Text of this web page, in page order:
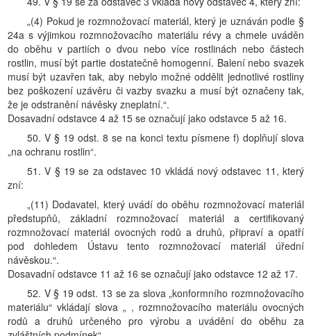
„(4) Pokud je rozmnožovací materiál, který je uznáván podle §
24a s výjimkou rozmnožovacího materiálu révy a chmele uváděn
do oběhu v partiích o dvou nebo více rostlinách nebo částech
rostlin, musí být partie dostatečně homogenní. Balení nebo svazek
musí být uzavřen tak, aby nebylo možné oddělit jednotlivé rostliny
bez poškození uzávěru či vazby svazku a musí být označeny tak,
že je odstranění návěsky zneplatní.“.
Dosavadní odstavce 4 až 15 se označují jako odstavce 5 až 16.
50. V § 19 odst. 8 se na konci textu písmene f) doplňují slova
„na ochranu rostlin“.
51. V § 19 se za odstavec 10 vkládá nový odstavec 11, který
zní:
„(11) Dodavatel, který uvádí do oběhu rozmnožovací materiál
předstupňů, základní rozmnožovací materiál a certifikovaný
rozmnožovací materiál ovocných rodů a druhů, připraví a opatří
pod dohledem Ústavu tento rozmnožovací materiál úřední
návěskou.“.
Dosavadní odstavce 11 až 16 se označují jako odstavce 12 až 17.
52. V § 19 odst. 13 se za slova „konformního rozmnožovacího
materiálu“ vkládají slova „ , rozmnožovacího materiálu ovocných
rodů a druhů určeného pro výrobu a uvádění do oběhu za